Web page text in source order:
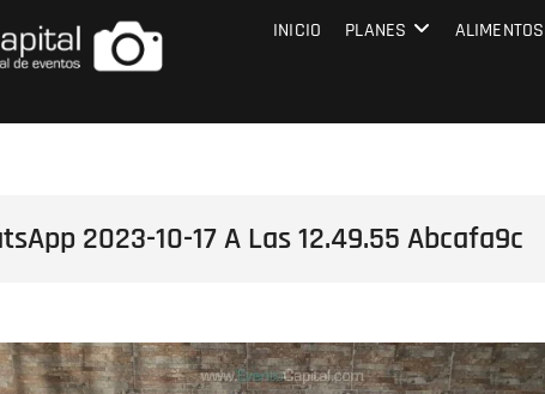
FOTOS GRUPO EMPRESARIAL EVENTO CAPITAL
INICIO PLANES ALIMENTOS
2023-10-17 A Las 12.49.55 Abcafa9c